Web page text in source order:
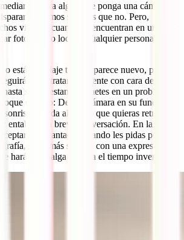
palabra alguien te ponga una cámara
Estamos seguros que no. Pero,
viajeros cuando se encuentran en un lugar
fotos como locos a cualquier persona que
estás de viaje todo te parece nuevo, pero si
es retratar a la gente con cara de
hasta se molestan y te metes en un problema.
distinto: Deja la cámara en su funda,
sonrisa, saluda al sujeto que quieras retratar,
y entabla una breve conversación. En la
encantados cuando les pidas permiso
y además saldrán con una expresión
hará que valga la pena el tiempo invertido.